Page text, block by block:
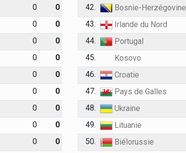
0
0
0
0
0
0
0
0
0
0
0
0
0
0
0
0
0
0
42.
Bosnie-Herzégovine
43.
Irlande du Nord
44.
Portugal
45.
Kosovo
46.
Croatie
47.
Pays de Galles
48.
Ukraine
49.
Lituanie
50.
Biélorussie